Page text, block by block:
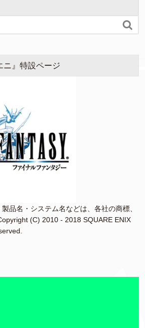

ニ』特設ページ
品名・システム名などは、各社の商標、
(C) 2010 - 2018 SQUARE ENIX